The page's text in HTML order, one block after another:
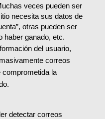
veces pueden ser
necesita sus datos de
otras pueden ser
haber ganado, etc.
del usuario,
correos
comprometida la
detectar correos